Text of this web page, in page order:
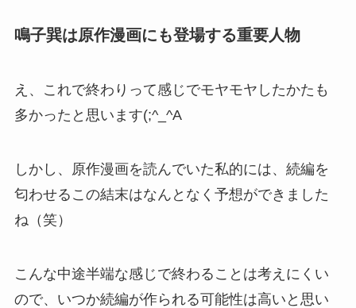
鳴子巽は原作漫画にも登場する重要人物
え、これで終わりって感じでモヤモヤしたかたも
多かったと思います(;^_^A
しかし、原作漫画を読んでいた私的には、続編を
匂わせるこの結末はなんとなく予想ができました
ね（笑）
こんな中途半端な感じで終わることは考えにくい
ので、いつか続編が作られる可能性は高いと思い